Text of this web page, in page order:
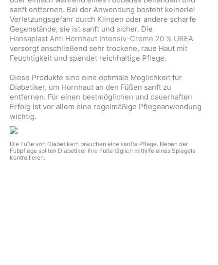
Die Füße von Diabetikern brauchen eine sanfte Pflege. Neben der
Fußpflege sollten Diabetiker ihre Füße täglich mithilfe eines Spiegels
kontrollieren.
sanft entfernen. Bei der Anwendung besteht keinerlei
Verletzungsgefahr durch Klingen oder andere scharfe
Gegenstände, sie ist sanft und sicher. Die
Hansaplast Anti Hornhaut Intensiv-Creme 20 % UREA
versorgt anschließend sehr trockene, raue Haut mit
Feuchtigkeit und spendet reichhaltige Pflege.
Diese Produkte sind eine optimale Möglichkeit für
Diabetiker, um Hornhaut an den Füßen sanft zu
entfernen. Für einen bestmöglichen und dauerhaften
Erfolg ist vor allem eine regelmäßige Pflegeanwendung
wichtig.